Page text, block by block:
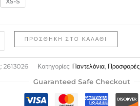
ΠΡΟΣΘΉΚΗ ΣΤΟ ΚΑΛΆΘΙ
2613026 Κατηγορίες: Παντελόνια, Προσφορές
Guaranteed Safe Checkout